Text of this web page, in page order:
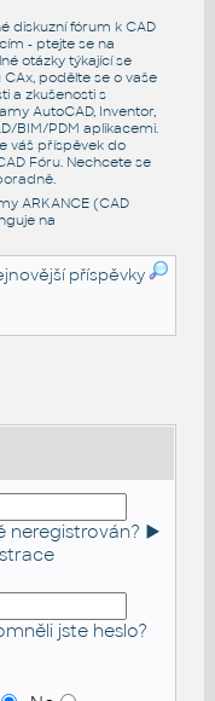
diskuzní fórum k CAD
- ptejte se na
otázky týkající se
podělte se o vaše
a zkušenosti s
AutoCAD, Inventor,
BIM/PDM aplikacemi.
váš příspěvek do
Fóru. Nechcete se
.
ARKANCE (CAD
na
příspěvky
neregistrován? ►
jste heslo?